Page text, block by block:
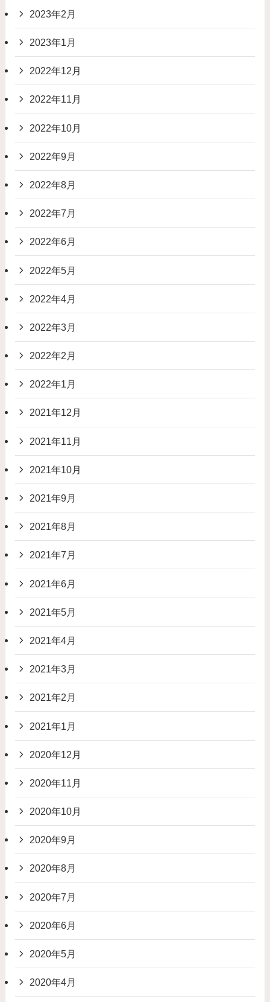
2023年2月
2023年1月
2022年12月
2022年11月
2022年10月
2022年9月
2022年8月
2022年7月
2022年6月
2022年5月
2022年4月
2022年3月
2022年2月
2022年1月
2021年12月
2021年11月
2021年10月
2021年9月
2021年8月
2021年7月
2021年6月
2021年5月
2021年4月
2021年3月
2021年2月
2021年1月
2020年12月
2020年11月
2020年10月
2020年9月
2020年8月
2020年7月
2020年6月
2020年5月
2020年4月